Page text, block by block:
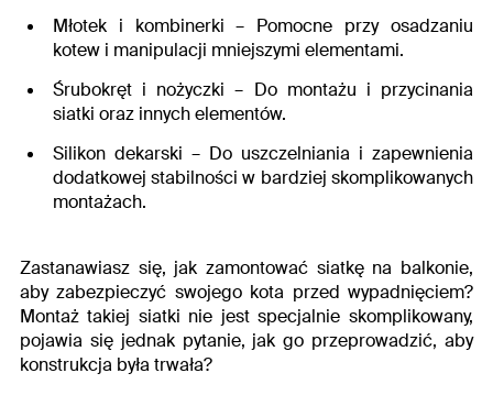
Młotek i kombinerki – Pomocne przy osadzaniu
kotew i manipulacji mniejszymi elementami.
Śrubokręt i nożyczki – Do montażu i przycinania
siatki oraz innych elementów.
Silikon dekarski – Do uszczelniania i zapewnienia
dodatkowej stabilności w bardziej skomplikowanych
montażach.
Zastanawiasz się, jak zamontować siatkę na balkonie,
aby zabezpieczyć swojego kota przed wypadnięciem?
Montaż takiej siatki nie jest specjalnie skomplikowany,
pojawia się jednak pytanie, jak go przeprowadzić, aby
konstrukcja była trwała?